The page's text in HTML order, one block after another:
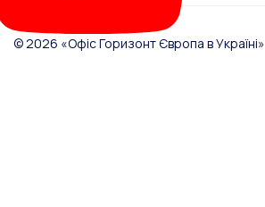
© 2026 «Офіс Горизонт Європа в Україні»